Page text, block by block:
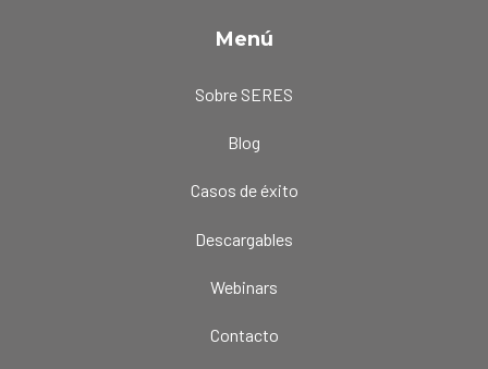
Menú
Sobre SERES
Blog
Casos de éxito
Descargables
Webinars
Contacto